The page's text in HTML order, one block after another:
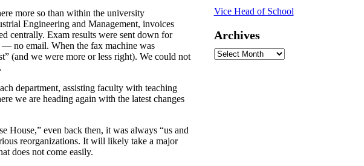
more so than within the university
Engineering and Management, invoices
centrally. Exam results were sent down for
— no email. When the fax machine was
(and we were more or less right). We could not
department, assisting faculty with teaching
we are heading again with the latest changes
House,” even back then, it was always “us and
reorganizations. It will likely take a major
does not come easily.
Vice Head of School
Archives
Archives